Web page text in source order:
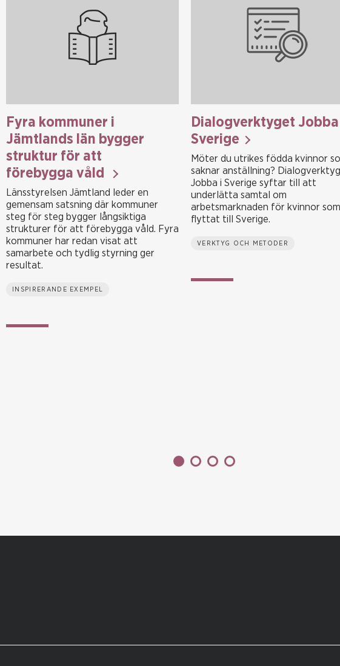
Fyra kommuner i
Jämtlands län bygger
struktur för att
förebygga våld
Länsstyrelsen Jämtland leder en
gemensam satsning där kommuner
steg för steg bygger långsiktiga
strukturer för att förebygga våld. Fyra
kommuner har redan visat att
samarbete och tydlig styrning ger
resultat.
INSPIRERANDE EXEMPEL
Dialogverktyget
Sverige
Möter du utrikes födda kvinnor
saknar anställning?
Jobba i Sverige syftar till att
underlätta samtal om
arbetsmarknaden för kvinnor som
flyttat till Sverige.
VERKTYG OCH METODER